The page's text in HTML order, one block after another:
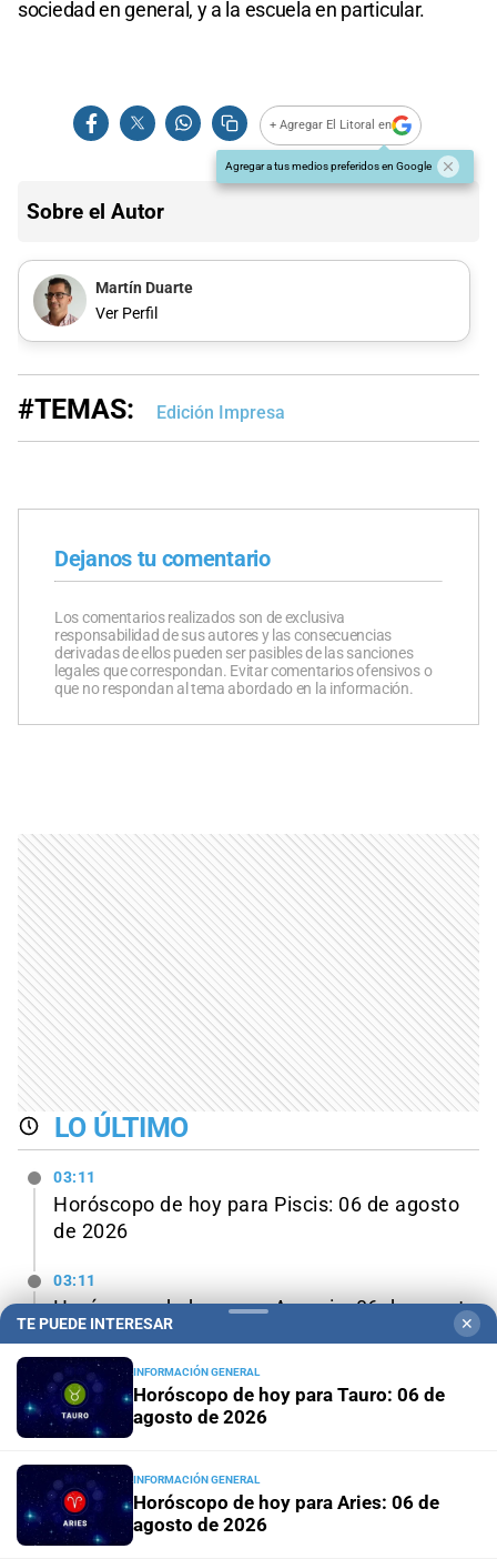
sociedad en general, y a la escuela en particular.
+ Agregar El Litoral en
Agregar a tus medios preferidos en Google
Sobre el Autor
Martín Duarte
Ver Perfil
#TEMAS: Edición Impresa
Dejanos tu comentario
Los comentarios realizados son de exclusiva
responsabilidad de sus autores y las consecuencias
derivadas de ellos pueden ser pasibles de las sanciones
legales que correspondan. Evitar comentarios ofensivos o
que no respondan al tema abordado en la información.
LO ÚLTIMO
03:11
Horóscopo de hoy para Piscis: 06 de agosto
de 2026
03:11
Horóscopo de hoy para Acuario: 06 de agosto
de 2026
03:11
Horóscopo de hoy para Capricornio: 06 de
agosto de 2026
03:11
Horóscopo de hoy para Sagitario: 06 de
agosto de 2026
TE PUEDE INTERESAR ✕
INFORMACIÓN GENERAL
Horóscopo de hoy para Tauro: 06 de
agosto de 2026
INFORMACIÓN GENERAL
Horóscopo de hoy para Aries: 06 de
agosto de 2026